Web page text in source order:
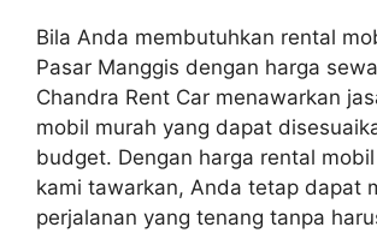
Bila Anda membutuhkan rental
Pasar Manggis dengan harga
Chandra Rent Car menawarkan
mobil murah yang dapat
budget. Dengan harga rental
kami tawarkan, Anda tetap dapat
perjalanan yang tenang tanpa